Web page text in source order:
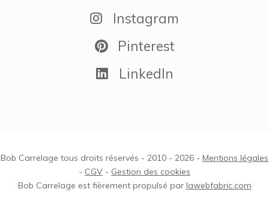
Instagram
Pinterest
LinkedIn
Bob Carrelage tous droits réservés - 2010 - 2026 - Mentions légales
- CGV - Gestion des cookies
Bob Carrelage est fièrement propulsé par lawebfabric.com